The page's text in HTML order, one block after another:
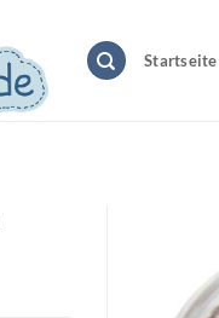
Startseite